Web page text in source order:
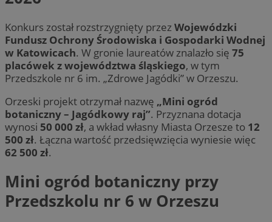
Konkurs został rozstrzygnięty przezWojewódzki
Fundusz Ochrony Środowiska i Gospodarki Wodnej
w Katowicach. W gronie laureatów znalazło się 75
placówek z województwa śląskiego, w tym
Przedszkole nr 6 im. „Zdrowe Jagódki” w Orzeszu.
Orzeski projekt otrzymał nazwę „Mini ogród
botaniczny – Jagódkowy raj”. Przyznana dotacja
wynosi 50 000 zł, a wkład własny Miasta Orzesze to 12
500 zł. Łączna wartość przedsięwzięcia wyniesie więc
62 500 zł.
Mini ogród botaniczny przy
Przedszkolu nr 6 w Orzeszu